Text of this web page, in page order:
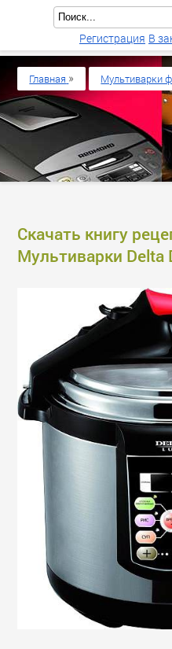
Скачать книгу
Мультиварки Delta
Главная » Мультиварки
Регистрация В